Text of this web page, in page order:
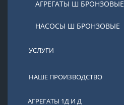
АГРЕГАТЫ Ш БРОНЗОВЫЕ
НАСОСЫ Ш БРОНЗОВЫЕ
УСЛУГИ
НАШЕ ПРОИЗВОДСТВО
АГРЕГАТЫ 1Д И Д